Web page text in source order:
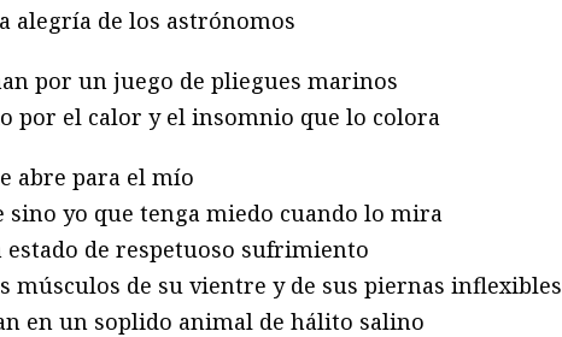
alegría de los astrónomos
por un juego de pliegues marinos
por el calor y el insomnio que lo colora
abre para el mío
sino yo que tenga miedo cuando lo mira
estado de respetuoso sufrimiento
músculos de su vientre y de sus piernas inflexibles
en un soplido animal de hálito salino